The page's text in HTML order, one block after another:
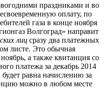
праздниками и во
оплату, по
газа в конце ноября
Волгоград» направит
лиц сразу два платежных
листе. Это обычная
а также квитанция со
платежа за декабрь 2014
равна начислению за
можно в любом месте